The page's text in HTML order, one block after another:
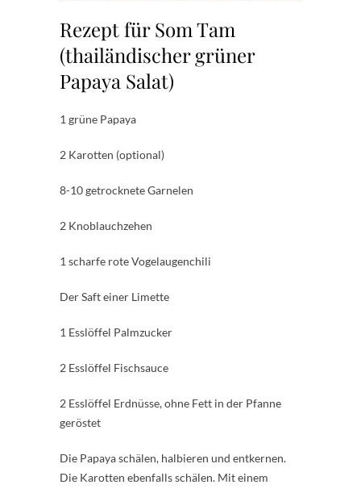
Rezept für Som Tam
(thailändischer grüner
Papaya Salat)
1 grüne Papaya
2 Karotten (optional)
8-10 getrocknete Garnelen
2 Knoblauchzehen
1 scharfe rote Vogelaugenchili
Der Saft einer Limette
1 Esslöffel Palmzucker
2 Esslöffel Fischsauce
2 Esslöffel Erdnüsse, ohne Fett in der Pfanne
geröstet
Die Papaya schälen, halbieren und entkernen.
Die Karotten ebenfalls schälen. Mit einem